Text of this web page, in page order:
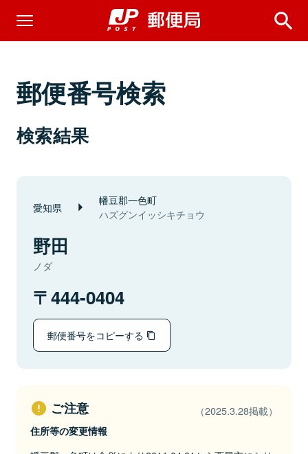
郵便番号検索
検索結果
愛知県 幡豆郡一色町
ハズグンイッシキチョウ
野田
ノダ
444-0404
郵便番号をコピーする
ご注意 （2025.3.28掲載）
住所等の変更情報